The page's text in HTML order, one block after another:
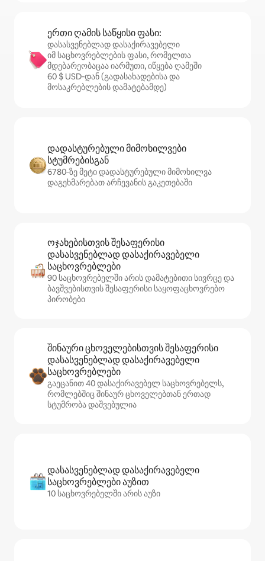
ერთი ღამის საწყისი ფასი:
დასასვენებლად დასაქირავებელი
იმ საცხოვრებლების ფასი, რომელთა
მდებარეობაცაა იარმუთი, იწყება ღამეში
60 $ USD‑დან (გადასახადებისა და
მოსაკრებლების დამატებამდე)
დადასტურებული მიმოხილვები
სტუმრებისგან
6780‑ზე მეტი დადასტურებული მიმოხილვა
დაგეხმარებათ არჩევანის გაკეთებაში
ოჯახებისთვის შესაფერისი
დასასვენებლად დასაქირავებელი
საცხოვრებლები
90 საცხოვრებელში არის დამატებითი სივრცე და
ბავშვებისთვის შესაფერისი საყოფაცხოვრებო
პირობები
შინაური ცხოველებისთვის შესაფერისი
დასასვენებლად დასაქირავებელი
საცხოვრებლები
გაეცანით 40 დასაქირავებელ საცხოვრებელს,
რომლებშიც შინაურ ცხოველებთან ერთად
სტუმრობა დაშვებულია
დასასვენებლად დასაქირავებელი
საცხოვრებლები აუზით
10 საცხოვრებელში არის აუზი